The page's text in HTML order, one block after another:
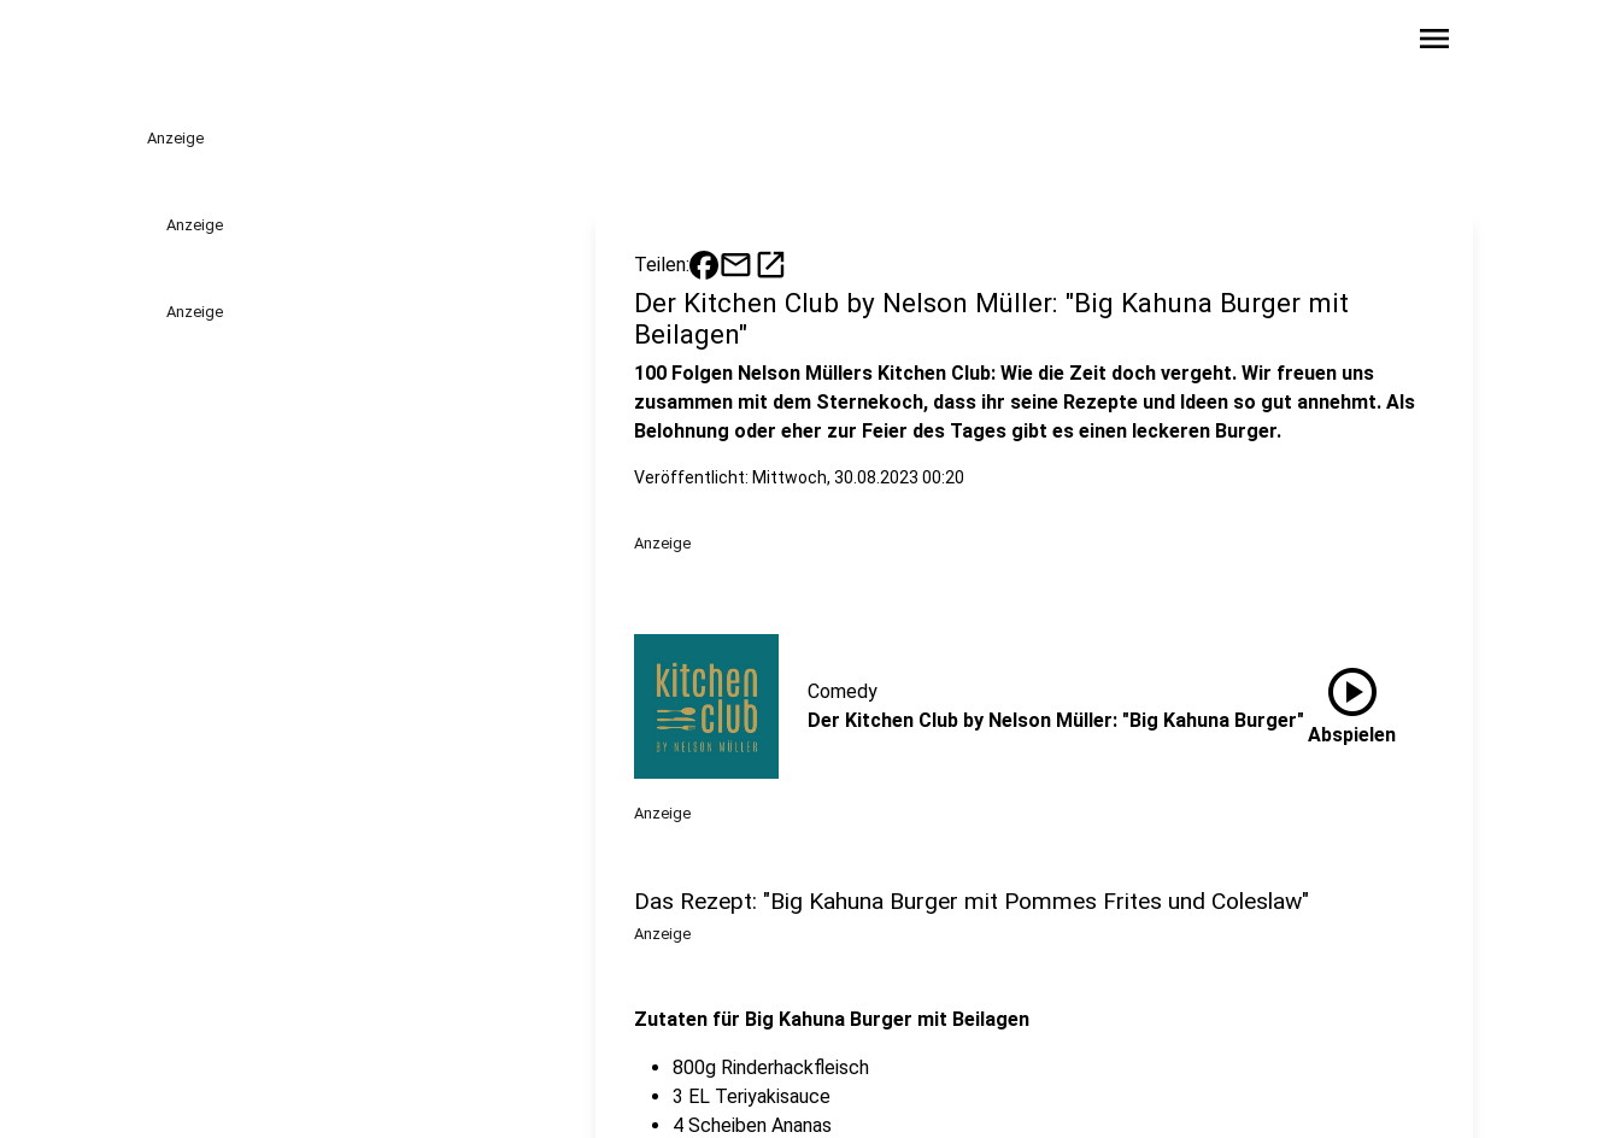
menu
Anzeige
Anzeige
Anzeige
Teilen: mailopen_in_new
Der Kitchen Club by Nelson Müller: "Big Kahuna Burger mit
Beilagen"
100 Folgen Nelson Müllers Kitchen Club: Wie die Zeit doch vergeht. Wir freuen uns
zusammen mit dem Sternekoch, dass ihr seine Rezepte und Ideen so gut annehmt. Als
Belohnung oder eher zur Feier des Tages gibt es einen leckeren Burger.
Veröffentlicht: Mittwoch, 30.08.2023 00:20
Anzeige
Comedy
Der Kitchen Club by Nelson Müller: "Big Kahuna Burger"
play_circle
Abspielen
Anzeige
Das Rezept: "Big Kahuna Burger mit Pommes Frites und Coleslaw"
Anzeige
Zutaten für Big Kahuna Burger mit Beilagen
800g Rinderhackfleisch
3 EL Teriyakisauce
4 Scheiben Ananas